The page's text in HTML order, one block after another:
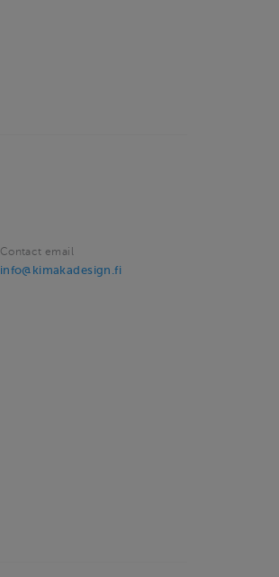
Contact email
info@kimakadesign.fi